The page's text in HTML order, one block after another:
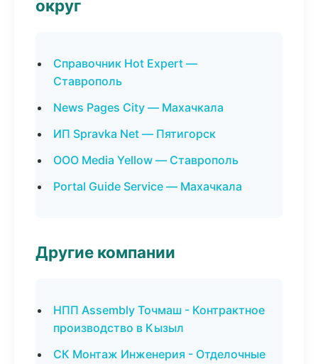
округ
Справочник Hot Expert —
Ставрополь
News Pages City — Махачкала
ИП Spravka Net — Пятигорск
ООО Media Yellow — Ставрополь
Portal Guide Service — Махачкала
Другие компании
НПП Assembly Точмаш - Контрактное
производство в Кызыл
СК Монтаж Инженерия - Отделочные